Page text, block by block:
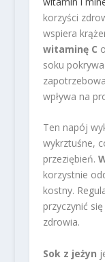
korzyści
wspiera
witaminę C
soku
wpływa na
Ten napój
wykrztuśne,
przeziębień.
korzystnie
kostny.
przyczynić
zdrowia.
Sok z jeżyn